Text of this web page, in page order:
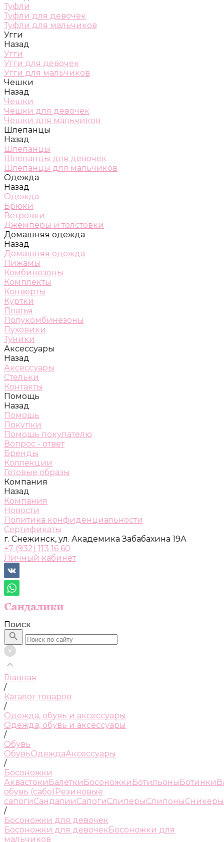
Туфли
Туфли для девочек
Туфли для мальчиков
Угги
Назад
Угги
Угги для девочек
Угги для мальчиков
Чешки
Назад
Чешки
Чешки для девочек
Чешки для мальчиков
Шлепанцы
Назад
Шлепанцы
Шлепанцы для девочек
Шлепанцы для мальчиков
Одежда
Назад
Одежда
Брюки
Ветровки
Джемперы и толстовки
Домашняя одежда
Назад
Домашняя одежда
Пижамы
Комбинезоны
Комплекты
Конверты
Куртки
Платья
Полукомбинезоны
Пуховики
Туники
Аксессуары
Назад
Аксессуары
Стельки
Контакты
Помощь
Назад
Помощь
Покупки
Помощь покупателю
Вопрос - ответ
Бренды
Коллекции
Готовые образы
Компания
Назад
Компания
Новости
Политика конфиденциальности
Сертификаты
г. Снежинск, ул. Академика Забабахина 19А
+7 (932) 113 16 60
Личный кабинет
Поиск
Главная
/
Каталог товаров
/
Одежда, обувь и аксессуары
Одежда, обувь и аксессуары
/
Обувь
ОбувьОдеждаАксессуары
/
Босоножки
Аквастоки Балетки Босоножки Ботильоны Ботинки
обувь (сабо) Резиновые
сапогиСандалииСапогиСлиперыСлипоныСникеры
/
Босоножки для девочек
Босоножки для девочекБосоножки для
мальчиков